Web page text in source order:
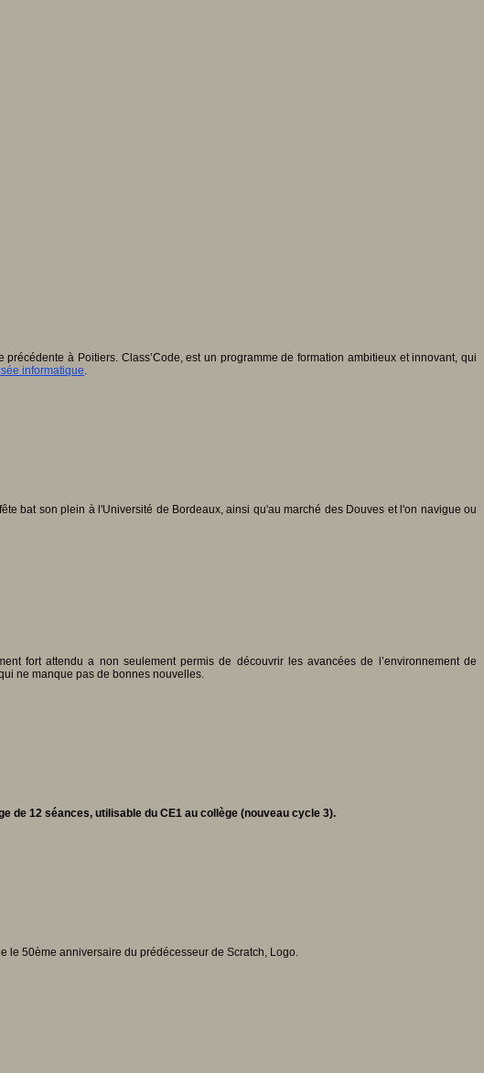
à Poitiers. Class’Code, est un programme de formation ambitieux et innovant, qui
informatique.
bat son plein à l'Université de Bordeaux, ainsi qu'au marché des Douves et l'on navigue ou
fort attendu a non seulement permis de découvrir les avancées de l’environnement de
ne manque pas de bonnes nouvelles.
de 12 séances, utilisable du CE1 au collège (nouveau cycle 3).
le 50ème anniversaire du prédécesseur de Scratch, Logo.